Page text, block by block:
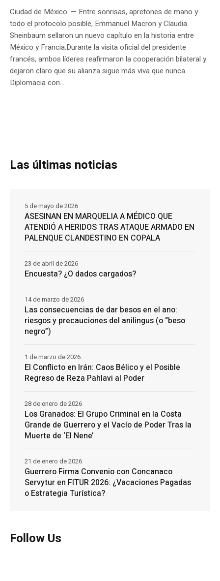
Ciudad de México. — Entre sonrisas, apretones de mano y
todo el protocolo posible, Emmanuel Macron y Claudia
Sheinbaum sellaron un nuevo capítulo en la historia entre
México y Francia.Durante la visita oficial del presidente
francés, ambos líderes reafirmaron la cooperación bilateral y
dejaron claro que su alianza sigue más viva que nunca.
Diplomacia con...
Las últimas noticias
ASESINAN EN MARQUELIA A MÉDICO QUE
ATENDIÓ A HERIDOS TRAS ATAQUE ARMADO EN
PALENQUE CLANDESTINO EN COPALA
5 de mayo de 2026
Encuesta? ¿O dados cargados?
23 de abril de 2026
Las consecuencias de dar besos en el ano:
riesgos y precauciones del anilingus (o “beso
negro”)
14 de marzo de 2026
El Conflicto en Irán: Caos Bélico y el Posible
Regreso de Reza Pahlavi al Poder
1 de marzo de 2026
Los Granados: El Grupo Criminal en la Costa
Grande de Guerrero y el Vacío de Poder Tras la
Muerte de ‘El Nene’
28 de enero de 2026
Guerrero Firma Convenio con Concanaco
Servytur en FITUR 2026: ¿Vacaciones Pagadas
o Estrategia Turística?
21 de enero de 2026
Follow Us